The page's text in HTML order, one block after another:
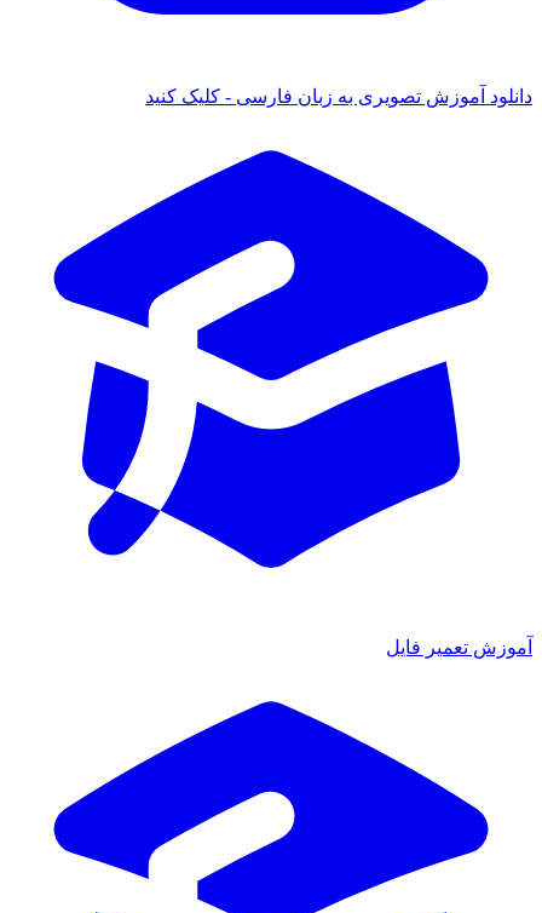
دانلود آموزش تصویری به زبان فارسی - کلیک کنید
آموزش تعمیر فایل